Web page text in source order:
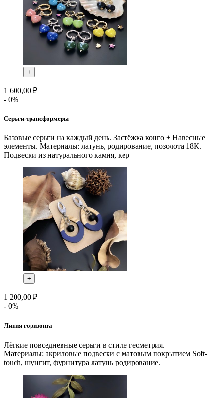
+
1 600,00 ₽
- 0%
Серьги-трансформеры
Базовые серьги на каждый день. Застёжка конго + Навесные
элементы. Материалы: латунь, родирование, позолота 18К.
Подвески из натурального камня, кер
+
1 200,00 ₽
- 0%
Линия горизонта
Лёгкие повседневные серьги в стиле геометрия. ⁣⁣⠀
Материалы: акриловые подвески с матовым покрытием Soft-
touch, шунгит, фурнитура латунь родирование.